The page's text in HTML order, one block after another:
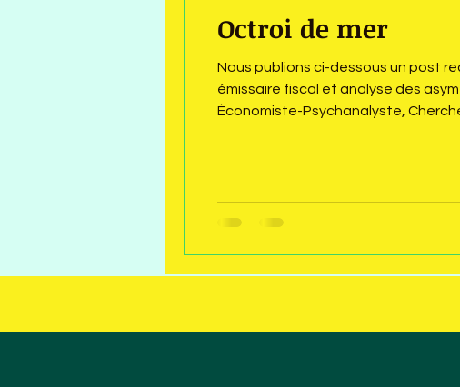
Octroi de mer
Nous publions ci-dessous un post
émissaire fiscal et analyse des
Économiste-Psychanalyste,